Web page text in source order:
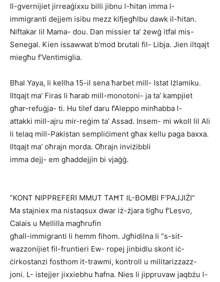
Il-gvernijiet jirreaġixxu billi jibnu l-ħitan imma l-
immigranti dejjem isibu mezz kifjegħlbu dawk il-ħitan.
Niftakar lil Mama- dou. Dan missier ta’ żewġ itfal mis-
Senegal. Kien issawwat b’mod brutali fil- Libja. Jien iltqajt
miegħu f’Ventimiglia.
Bħal Yaya, li kellha 15-il sena ħarbet mill- Istat Iżlamiku.
Iltqajt ma’ Firas li ħarab mill-monotoni- ja ta’ kampjiet
għar-refuġja- ti. Hu tilef daru f’Aleppo minħabba l-
attakki mill-ajru mir-reġim ta’ Assad. Insem- mi wkoll lil Ali
li telaq mill-Pakistan sempliċiment għax kellu paga baxxa.
Iltqajt ma’ oħrajn morda. Oħrajn inviżibbli
imma dejj- em għaddejjin bi vjaġġ.
“KONT NIPPREFERI MMUT TAĦT IL-BOMBI F’PAJJIŻI”
Ma stajniex ma nistaqsux dwar iż-żjara tigħu f’Lesvo,
Calais u Mellilla magħrufin
għall-immigranti li hemm fihom. Jgħidilna li “s-sit-
wazzonijiet fil-fruntieri Ew- ropej jinbidlu skont iċ-
ċirkostanzi fosthom it-trawmi, kontroll u militarizzazz-
joni. L- istejjer jixxiebhu ħafna. Nies li jippruvaw jaqbżu l-